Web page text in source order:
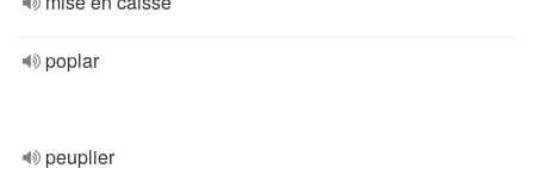
poplar
peuplier